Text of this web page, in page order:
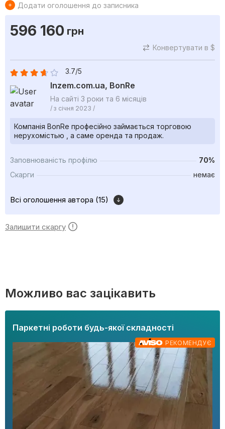
Додати оголошення до записника
596 160 грн
Конвертувати в $
3.7/5
Inzem.com.ua, BonRe
На сайті 3 роки та 6 місяців
/ з січня 2023 /
Компанія BonRe професійно займається торговою
нерухомістью , а саме оренда та продаж.
Заповнюваність профілю
70%
Скарги
немає
Всі оголошення автора (15)
Залишити скаргу
Можливо вас зацікавить
Паркетні роботи будь-якої складності
РЕКОМЕНДУЄ